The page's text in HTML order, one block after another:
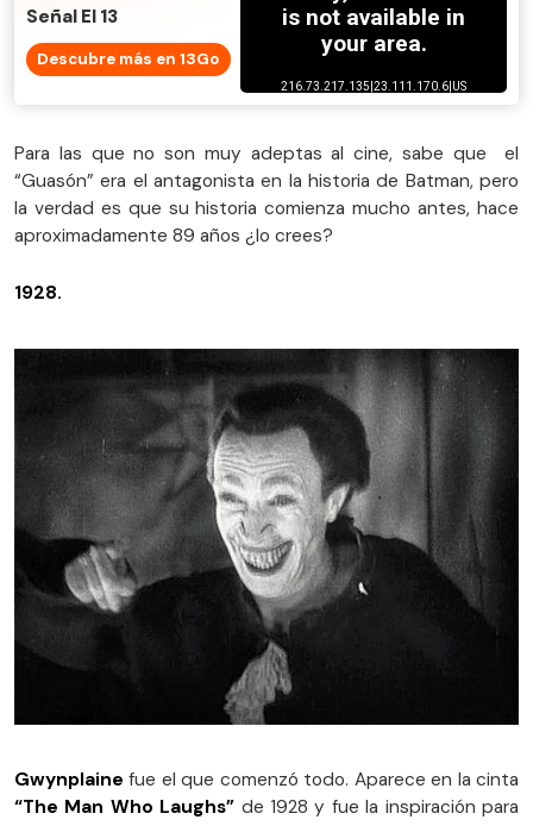
Señal El 13
Descubre más en 13Go
Para las que no son muy adeptas al cine, sabe que el
“Guasón” era el antagonista en la historia de Batman, pero
la verdad es que su historia comienza mucho antes, hace
aproximadamente 89 años ¿lo crees?
1928.
Gwynplaine fue el que comenzó todo. Aparece en la cinta
“The Man Who Laughs” de 1928 y fue la inspiración para